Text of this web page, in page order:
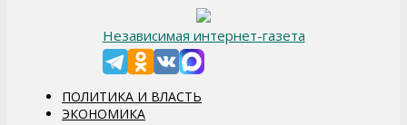
Независимая интернет-газета
ПОЛИТИКА И ВЛАСТЬ
ЭКОНОМИКА